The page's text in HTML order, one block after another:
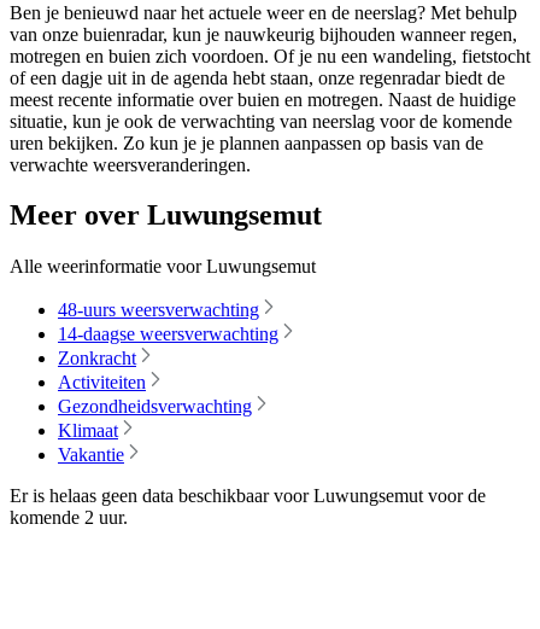
Ben je benieuwd naar het actuele weer en de neerslag? Met behulp
van onze buienradar, kun je nauwkeurig bijhouden wanneer regen,
motregen en buien zich voordoen. Of je nu een wandeling, fietstocht
of een dagje uit in de agenda hebt staan, onze regenradar biedt de
meest recente informatie over buien en motregen. Naast de huidige
situatie, kun je ook de verwachting van neerslag voor de komende
uren bekijken. Zo kun je je plannen aanpassen op basis van de
verwachte weersveranderingen.
Meer over Luwungsemut
Alle weerinformatie voor Luwungsemut
48-uurs weersverwachting
14-daagse weersverwachting
Zonkracht
Activiteiten
Gezondheidsverwachting
Klimaat
Vakantie
Er is helaas geen data beschikbaar voor Luwungsemut voor de
komende 2 uur.